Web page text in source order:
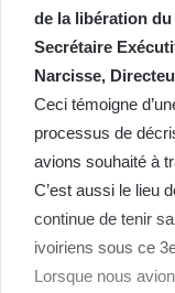
de la libération
Secrétaire
Narcisse,
Ceci témoigne
processus de
avions souhaité à
C’est aussi le lieu
continue de tenir
ivoiriens sous ce
Lorsque nous